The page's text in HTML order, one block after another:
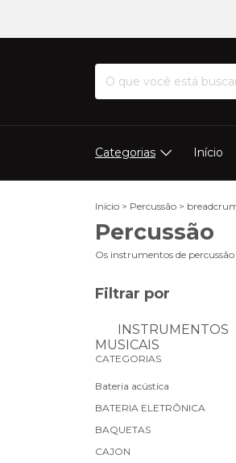
Categorias Início
Início > Percussão >
Percussão
Os instrumentos de
Filtrar por
INSTRUMENTOS
MUSICAIS
CATEGORIAS
Bateria acústica
BATERIA ELETRÔNICA
BAQUETAS
CAJON